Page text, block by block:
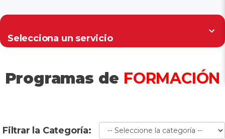
Selecciona un servicio
Medidas de seguridad y operación
Fortalecimiento Empresarial
Programas de FORMACIÓN
Filtrar la Categoría: